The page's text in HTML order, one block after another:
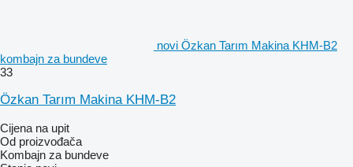
novi Özkan Tarım Makina KHM-B2
kombajn za bundeve
33
Özkan Tarım Makina KHM-B2
Cijena na upit
Od proizvođača
Kombajn za bundeve